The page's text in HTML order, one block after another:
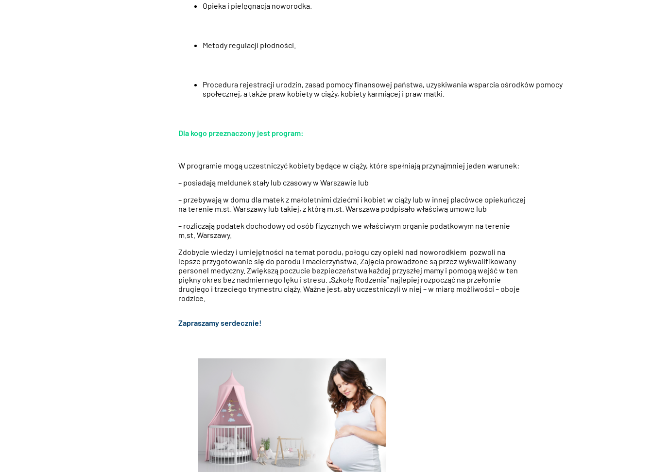
Opieka i pielęgnacja noworodka.
Metody regulacji płodności.
Procedura rejestracji urodzin, zasad pomocy finansowej państwa, uzyskiwania wsparcia ośrodków pomocy
społecznej, a także praw kobiety w ciąży, kobiety karmiącej i praw matki.
Dla kogo przeznaczony jest program:
W programie mogą uczestniczyć kobiety będące w ciąży, które spełniają przynajmniej jeden warunek:
– posiadają meldunek stały lub czasowy w Warszawie lub
– przebywają w domu dla matek z małoletnimi dziećmi i kobiet w ciąży lub w innej placówce opiekuńczej
na terenie m.st. Warszawy lub takiej, z którą m.st. Warszawa podpisało właściwą umowę lub
– rozliczają podatek dochodowy od osób fizycznych we właściwym organie podatkowym na terenie
m.st. Warszawy.
Zdobycie wiedzy i umiejętności na temat porodu, połogu czy opieki nad noworodkiem pozwoli na
lepsze przygotowanie się do porodu i macierzyństwa. Zajęcia prowadzone są przez wykwalifikowany
personel medyczny. Zwiększą poczucie bezpieczeństwa każdej przyszłej mamy i pomogą wejść w ten
piękny okres bez nadmiernego lęku i stresu. „Szkołę Rodzenia” najlepiej rozpocząć na przełomie
drugiego i trzeciego trymestru ciąży. Ważne jest, aby uczestniczyli w niej – w miarę możliwości – oboje
rodzice.
Zapraszamy serdecznie!